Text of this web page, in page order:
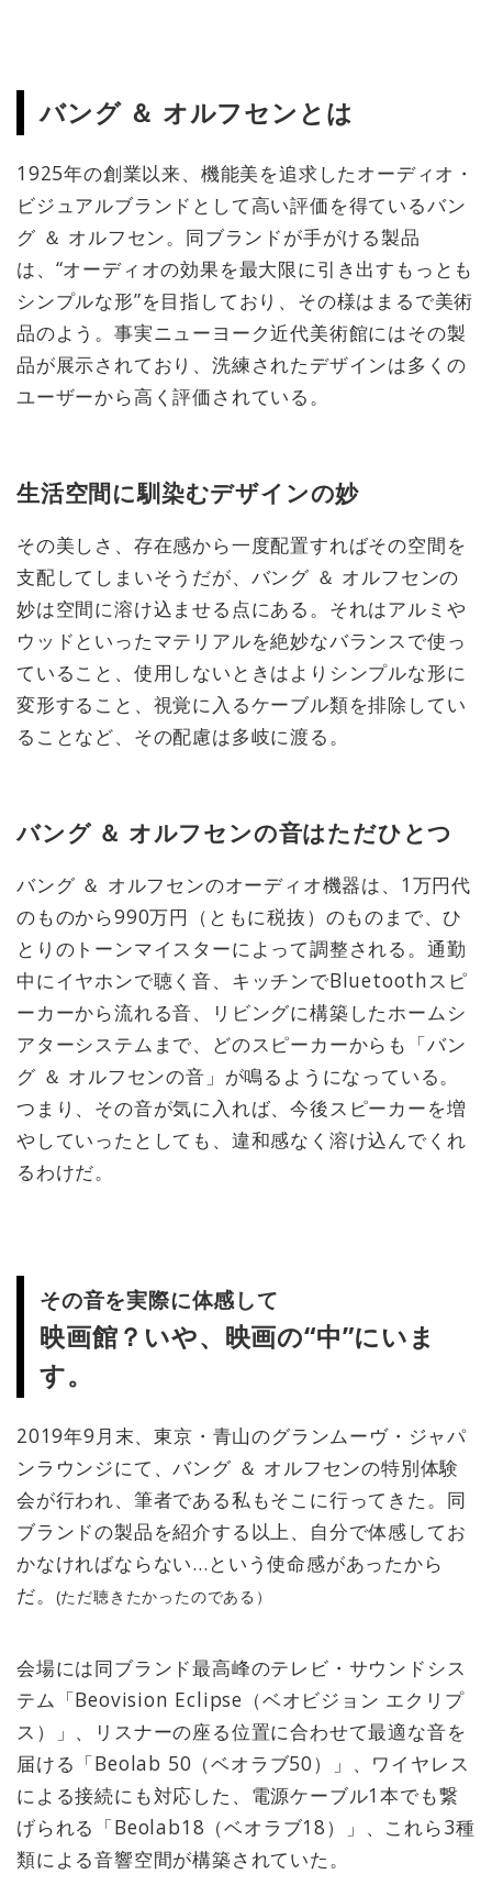
バング ＆ オルフセンとは
1925年の創業以来、機能美を追求したオーディオ・
ビジュアルブランドとして高い評価を得ているバン
グ ＆ オルフセン。同ブランドが手がける製品
は、“オーディオの効果を最大限に引き出すもっとも
シンプルな形”を目指しており、その様はまるで美術
品のよう。事実ニューヨーク近代美術館にはその製
品が展示されており、洗練されたデザインは多くの
ユーザーから高く評価されている。
生活空間に馴染むデザインの妙
その美しさ、存在感から一度配置すればその空間を
支配してしまいそうだが、バング ＆ オルフセンの
妙は空間に溶け込ませる点にある。それはアルミや
ウッドといったマテリアルを絶妙なバランスで使っ
ていること、使用しないときはよりシンプルな形に
変形すること、視覚に入るケーブル類を排除してい
ることなど、その配慮は多岐に渡る。
バング ＆ オルフセンの音はただひとつ
バング ＆ オルフセンのオーディオ機器は、1万円代
のものから990万円（ともに税抜）のものまで、ひ
とりのトーンマイスターによって調整される。通勤
中にイヤホンで聴く音、キッチンでBluetoothスピ
ーカーから流れる音、リビングに構築したホームシ
アターシステムまで、どのスピーカーからも「バン
グ ＆ オルフセンの音」が鳴るようになっている。
つまり、その音が気に入れば、今後スピーカーを増
やしていったとしても、違和感なく溶け込んでくれ
るわけだ。
その音を実際に体感して
映画館？いや、映画の“中”にいま
す。
2019年9月末、東京・青山のグランムーヴ・ジャパ
ンラウンジにて、バング ＆ オルフセンの特別体験
会が行われ、筆者である私もそこに行ってきた。同
ブランドの製品を紹介する以上、自分で体感してお
かなければならない…という使命感があったから
だ。
(ただ聴きたかったのである）
会場には同ブランド最高峰のテレビ・サウンドシス
テム「Beovision Eclipse（ベオビジョン エクリプ
ス）」、リスナーの座る位置に合わせて最適な音を
届ける「Beolab 50（ベオラブ50）」、ワイヤレス
による接続にも対応した、電源ケーブル1本でも繋
げられる「Beolab18（ベオラブ18）」、これら3種
類による音響空間が構築されていた。